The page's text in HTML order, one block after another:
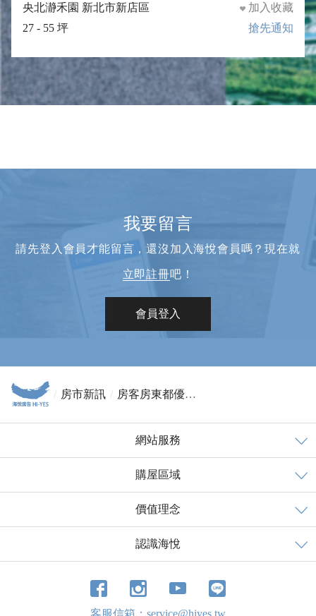
央北瀞禾園 新北市新店區
27 - 55 坪
加入收藏
搶先通知
我要留言
請先登入會員才能留言，還沒加入海悅會員嗎？現在就
立即註冊吧！
會員登入
房市新訊 房客房東都優惠！ 新北市包租代管第3期開跑
網站服務
購屋區域
價值理念
認識海悅
客服信箱：service@hiyes.tw